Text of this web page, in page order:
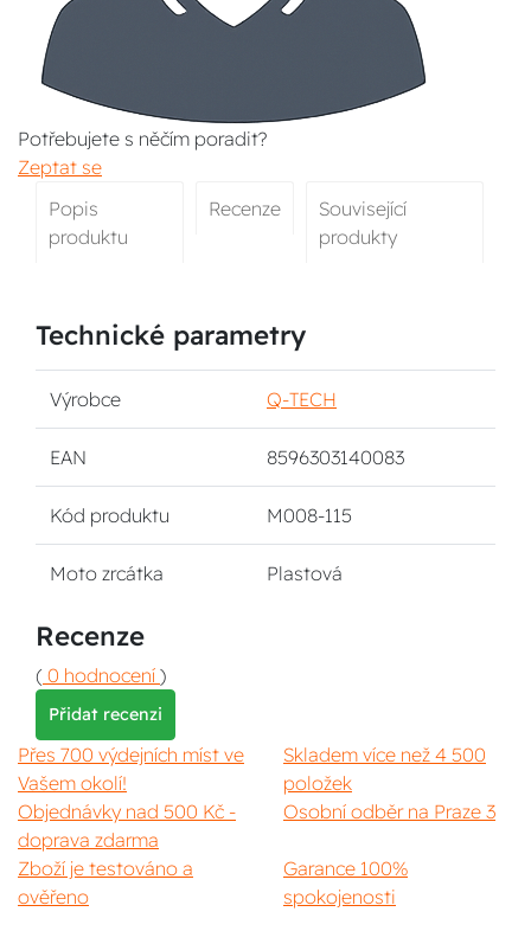
Potřebujete s něčím poradit?
Zeptat se
Popis
produktu
Recenze
Související
produkty
Technické parametry
Výrobce Q-TECH
EAN 8596303140083
Kód produktu M008-115
Moto zrcátka Plastová
Recenze
( 0 hodnocení )
Přidat recenzi
Přes 700 výdejních míst ve
Vašem okolí!
Skladem více než 4 500
položek
Objednávky nad 500 Kč -
doprava zdarma
Osobní odběr na Praze 3
Zboží je testováno a
ověřeno
Garance 100%
spokojenosti